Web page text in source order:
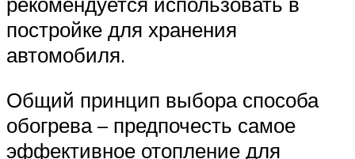
постройке для хранения
автомобиля.
Общий принцип выбора способа
обогрева – предпочесть самое
эффективное отопление для